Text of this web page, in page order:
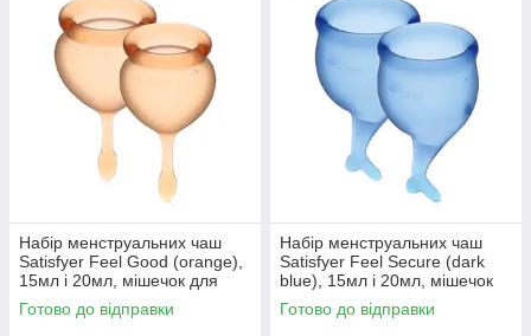
Набір менструальних чаш
Satisfyer Feel Good (orange),
15мл і 20мл, мішечок для
зберігання 100% Анонімності
Готово до відправки
Набір менструальних чаш
Satisfyer Feel Secure (dark
blue), 15мл і 20мл, мішечок
для зберігання 100%
Анонімності
Готово до відправки